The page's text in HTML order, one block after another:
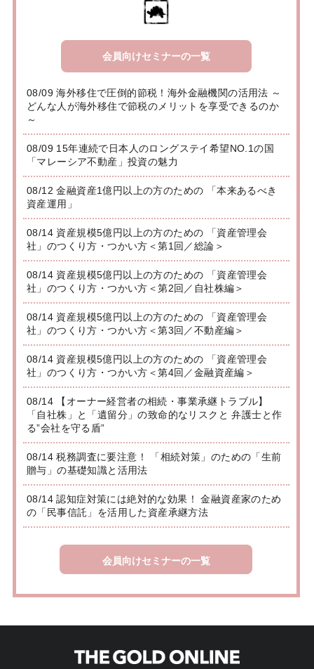
会員向けセミナーの一覧
08/09 海外移住で圧倒的節税！海外金融機関の活用法 ～
どんな人が海外移住で節税のメリットを享受できるのか
～
08/09 15年連続で日本人のロングステイ希望NO.1の国
「マレーシア不動産」投資の魅力
08/12 金融資産1億円以上の方のための 「本来あるべき
資産運用」
08/14 資産規模5億円以上の方のための 「資産管理会
社」のつくり方・つかい方＜第1回／総論＞
08/14 資産規模5億円以上の方のための 「資産管理会
社」のつくり方・つかい方＜第2回／自社株編＞
08/14 資産規模5億円以上の方のための 「資産管理会
社」のつくり方・つかい方＜第3回／不動産編＞
08/14 資産規模5億円以上の方のための 「資産管理会
社」のつくり方・つかい方＜第4回／金融資産編＞
08/14 【オーナー経営者の相続・事業承継トラブル】
「自社株」と「遺留分」の致命的なリスクと 弁護士と作
る”会社を守る盾”
08/14 税務調査に要注意！ 「相続対策」のための「生前
贈与」の基礎知識と活用法
08/14 認知症対策には絶対的な効果！ 金融資産家のため
の「民事信託」を活用した資産承継方法
会員向けセミナーの一覧